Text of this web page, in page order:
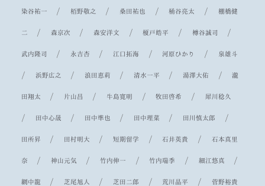
染谷祐一 / 栢野敬之 / 桑田祐也 /桶谷亮太 / 棚橋健
二 / 森京次 / 森安洋文 /榎戸皓平 / 樽谷誠司 /
武内隆司 / 永吉杏 / 江口拓海 / 河原ひかり / 泉雄斗
/ 浜野広之 / 浪田恵莉 / 清水一平 / 湯澤大佑 /瀧
田翔太 / 片山昌 / 牛島寛明 /牧田啓希 / 犀川稔久
/ 田中心晟 / 田中準也 / 田中理菜 / 田川慎太郎 /
田所昇 / 田村明大 /短期留学 / 石井英貴 / 石本真里
奈 /神山元気 /竹内伸一 /竹内瑞季 / 細江悠真 /
網中龍 / 芝尾旭人 / 芝田二郎 / 荒川晶平 / 菅野裕貴